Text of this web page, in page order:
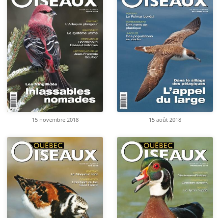
15 novembre 2018 15 août 2018